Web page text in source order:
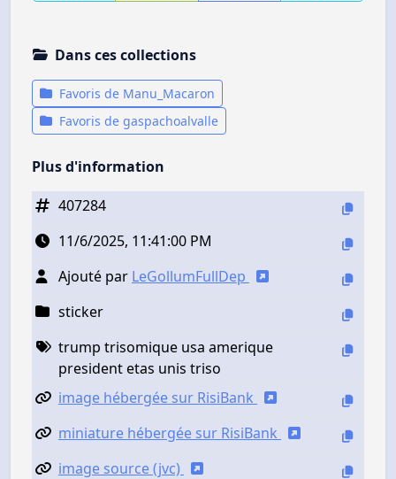
Dans ces collections
Favoris de Manu_Macaron
Favoris de gaspachoalvalle
Plus d'information
407284
11/6/2025, 11:41:00 PM
Ajouté par LeGollumFullDep
sticker
trump trisomique usa amerique
president etas unis triso
image hébergée sur RisiBank
miniature hébergée sur RisiBank
image source (jvc)